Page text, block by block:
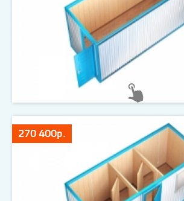
270 400р.